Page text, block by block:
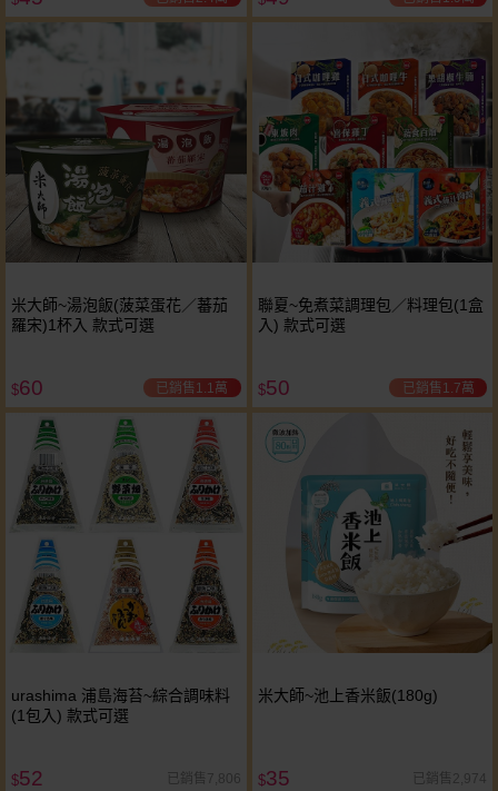
米大師~湯泡飯(菠菜蛋花／蕃茄
羅宋)1杯入 款式可選
$60 已銷售1.1萬
聯夏~免煮菜調理包／料理包(1盒
入) 款式可選
$50 已銷售1.7萬
urashima 浦島海苔~綜合調味料
(1包入) 款式可選
$52 已銷售7,806
米大師~池上香米飯(180g)
$35 已銷售2,974